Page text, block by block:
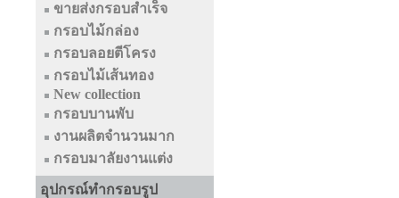
ขายส่งกรอบสำเร็จ
กรอบไม้กล่อง
กรอบลอยตีโครง
กรอบไม้เส้นทอง
New collection
กรอบบานพับ
งานผลิตจำนวนมาก
กรอบมาลัยงานแต่ง
อุปกรณ์ทำกรอบรูป